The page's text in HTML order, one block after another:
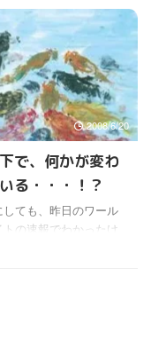
年前くらいになるけ
転周期が約5万年と考え
いて、5万年 ...
、あの隕石はどうなっ
はよくわからないけ
宙にはそんな、いつ飛
るかわからない隕石が
んあるということを実
た出来事だった。 ワー
イトでも、隕石飛来に
話を昔聞いたことがあ
、隕石衝突の情報提供
アステロイド・デイに
、木星と火星の間にあ
星帯に、直径１km以上
2008/6/20
で、何かが変わ
る・・・！？
しても、昨日のワール
トの速報でわかったけ
これからワールドメ